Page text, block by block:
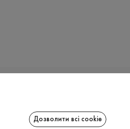
Дозволити всі cookie